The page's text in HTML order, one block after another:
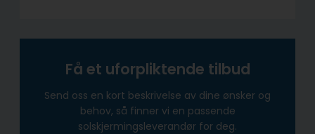
Få et uforpliktende tilbud
Send oss en kort beskrivelse av dine ønsker og
behov, så finner vi en passende
solskjermingsleverandør for deg.